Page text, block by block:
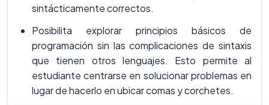
sintácticamente correctos.
Posibilita explorar principios básicos de
programación sin las complicaciones de sintaxis
que tienen otros lenguajes. Esto permite al
estudiante centrarse en solucionar problemas en
lugar de hacerlo en ubicar comas y corchetes.